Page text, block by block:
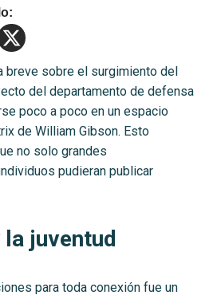
breve sobre el surgimiento del
del departamento de defensa
poco a poco en un espacio
de William Gibson. Esto
no solo grandes
pudieran publicar
juventud
para toda conexión fue un